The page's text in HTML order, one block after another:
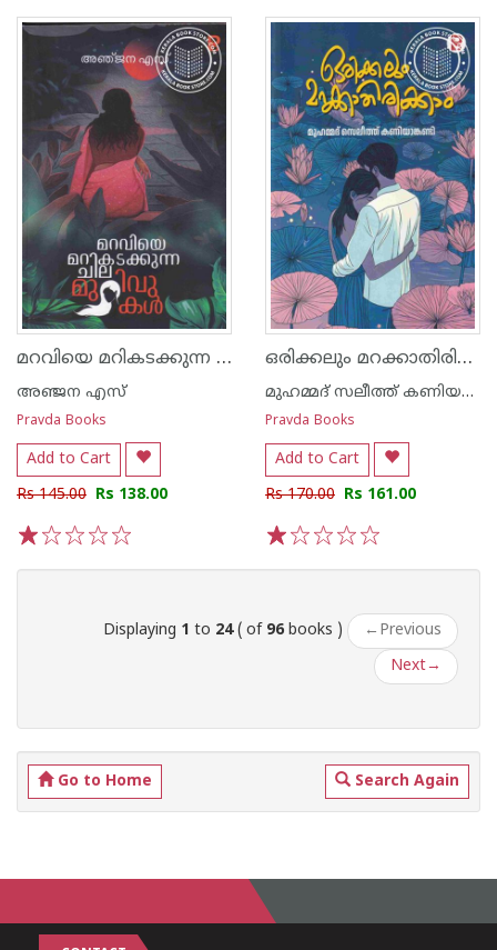
മറവിയെ മറികടക്കുന്ന ചില മുറിവുകൾ
അഞ്ജന എസ്
Pravda Books
Add to Cart
Rs 145.00 Rs 138.00
ഒരിക്കലും മറക്കാതിരിക്കാം
മുഹമ്മദ് സലീത്ത് കണിയൻകണ്ടി
Pravda Books
Add to Cart
Rs 170.00 Rs 161.00
Displaying 1 to 24( of 96 books ) ← Previous
Next→
Go to Home Search Again